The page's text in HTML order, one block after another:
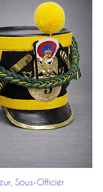
Sous-Officier